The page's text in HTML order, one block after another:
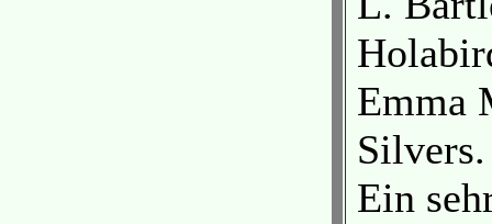
Emma
Silvers.
Ein